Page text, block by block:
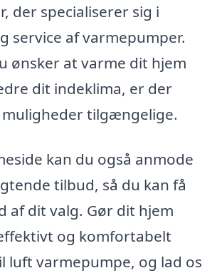
der specialiserer sig i
service af varmepumper.
ønsker at varme dit hjem
dit indeklima, er der
tilgængelige.
kan du også anmode
tilbud, så du kan få
af dit valg. Gør dit hjem
og komfortabelt
luft varmepumpe, og lad os